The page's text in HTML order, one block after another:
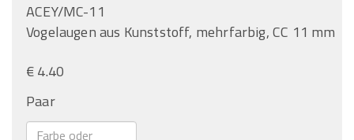
ACEY/MC-11
Vogelaugen aus Kunststoff, mehrfarbig, CC 11 mm
€ 4.40
Paar